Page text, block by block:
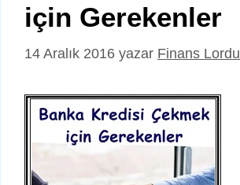
için Gerekenler
14 Aralık 2016 yazar Finans Lordu